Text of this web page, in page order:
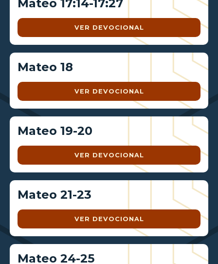
Mateo 17:14-17:27
VER DEVOCIONAL
Mateo 18
VER DEVOCIONAL
Mateo 19-20
VER DEVOCIONAL
Mateo 21-23
VER DEVOCIONAL
Mateo 24-25